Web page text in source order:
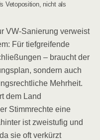
Vetoposition, nicht als
VW-Sanierung verweist
Für tiefgreifende
– braucht der
sondern auch
Mehrheit.
dem Land
Stimmrechte eine
ist zweistufig und
sie oft verkürzt